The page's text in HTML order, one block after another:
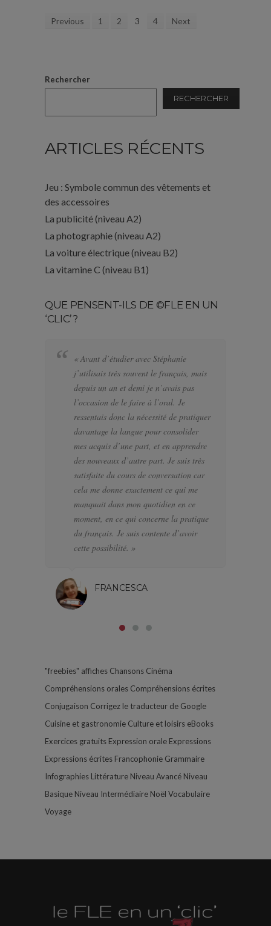
Previous 1 2 3 4 Next
Rechercher
RECHERCHER
ARTICLES RÉCENTS
Jeu : Symbole commun des vêtements et
des accessoires
La publicité (niveau A2)
La photographie (niveau A2)
La voiture électrique (niveau B2)
La vitamine C (niveau B1)
QUE PENSENT-ILS DE ©FLE EN UN
‘CLIC’?
« Avant d’étudier avec Stéphanie
j’utilisais très souvent le français, mais
depuis un an et demi je n’avais pas
l’occasion de le faire à l’oral. Je
ressentais donc la nécessité de pratiquer
davantage la langue pour consolider
mes acquis d’une part, et en apprendre
des nouveaux d’autre part. Je suis très
satisfaite du cours de conversation car
cela me donne exactement ce qui me
manquait dans mon quotidien en ce
moment, en ce qui concerne la pratique
du français. Je suis contente d’avoir
cette possibilité. »
FRANCESCA
"freebies" affiches Chansons Cinéma
Compréhensions orales Compréhensions écrites
Conjugaison Corrigez le traducteur de Google
Cuisine et gastronomie Culture et loisirs eBooks
Exercices gratuits Expression orale Expressions
Expressions écrites Francophonie Grammaire
Infographies Littérature Niveau Avancé Niveau
Basique Niveau Intermédiaire Noël Vocabulaire
Voyage